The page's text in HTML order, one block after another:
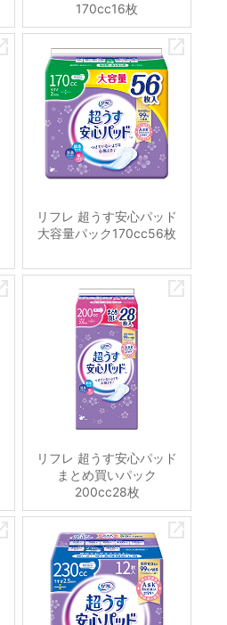
170cc16枚
リフレ 超うす安心パッド
大容量パック170cc56枚
リフレ 超うす安心パッド
まとめ買いパック
200cc28枚